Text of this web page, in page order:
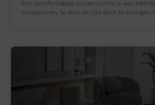
Een comfortabele buitenruimte is een
ontspannen, te eten en tijd door te brengen